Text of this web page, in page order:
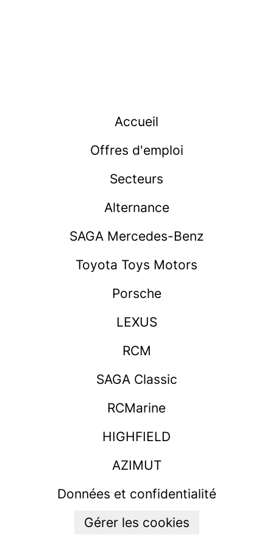
Accueil
Offres d'emploi
Secteurs
Alternance
SAGA Mercedes-Benz
Toyota Toys Motors
Porsche
LEXUS
RCM
SAGA Classic
RCMarine
HIGHFIELD
AZIMUT
Données et confidentialité
Gérer les cookies